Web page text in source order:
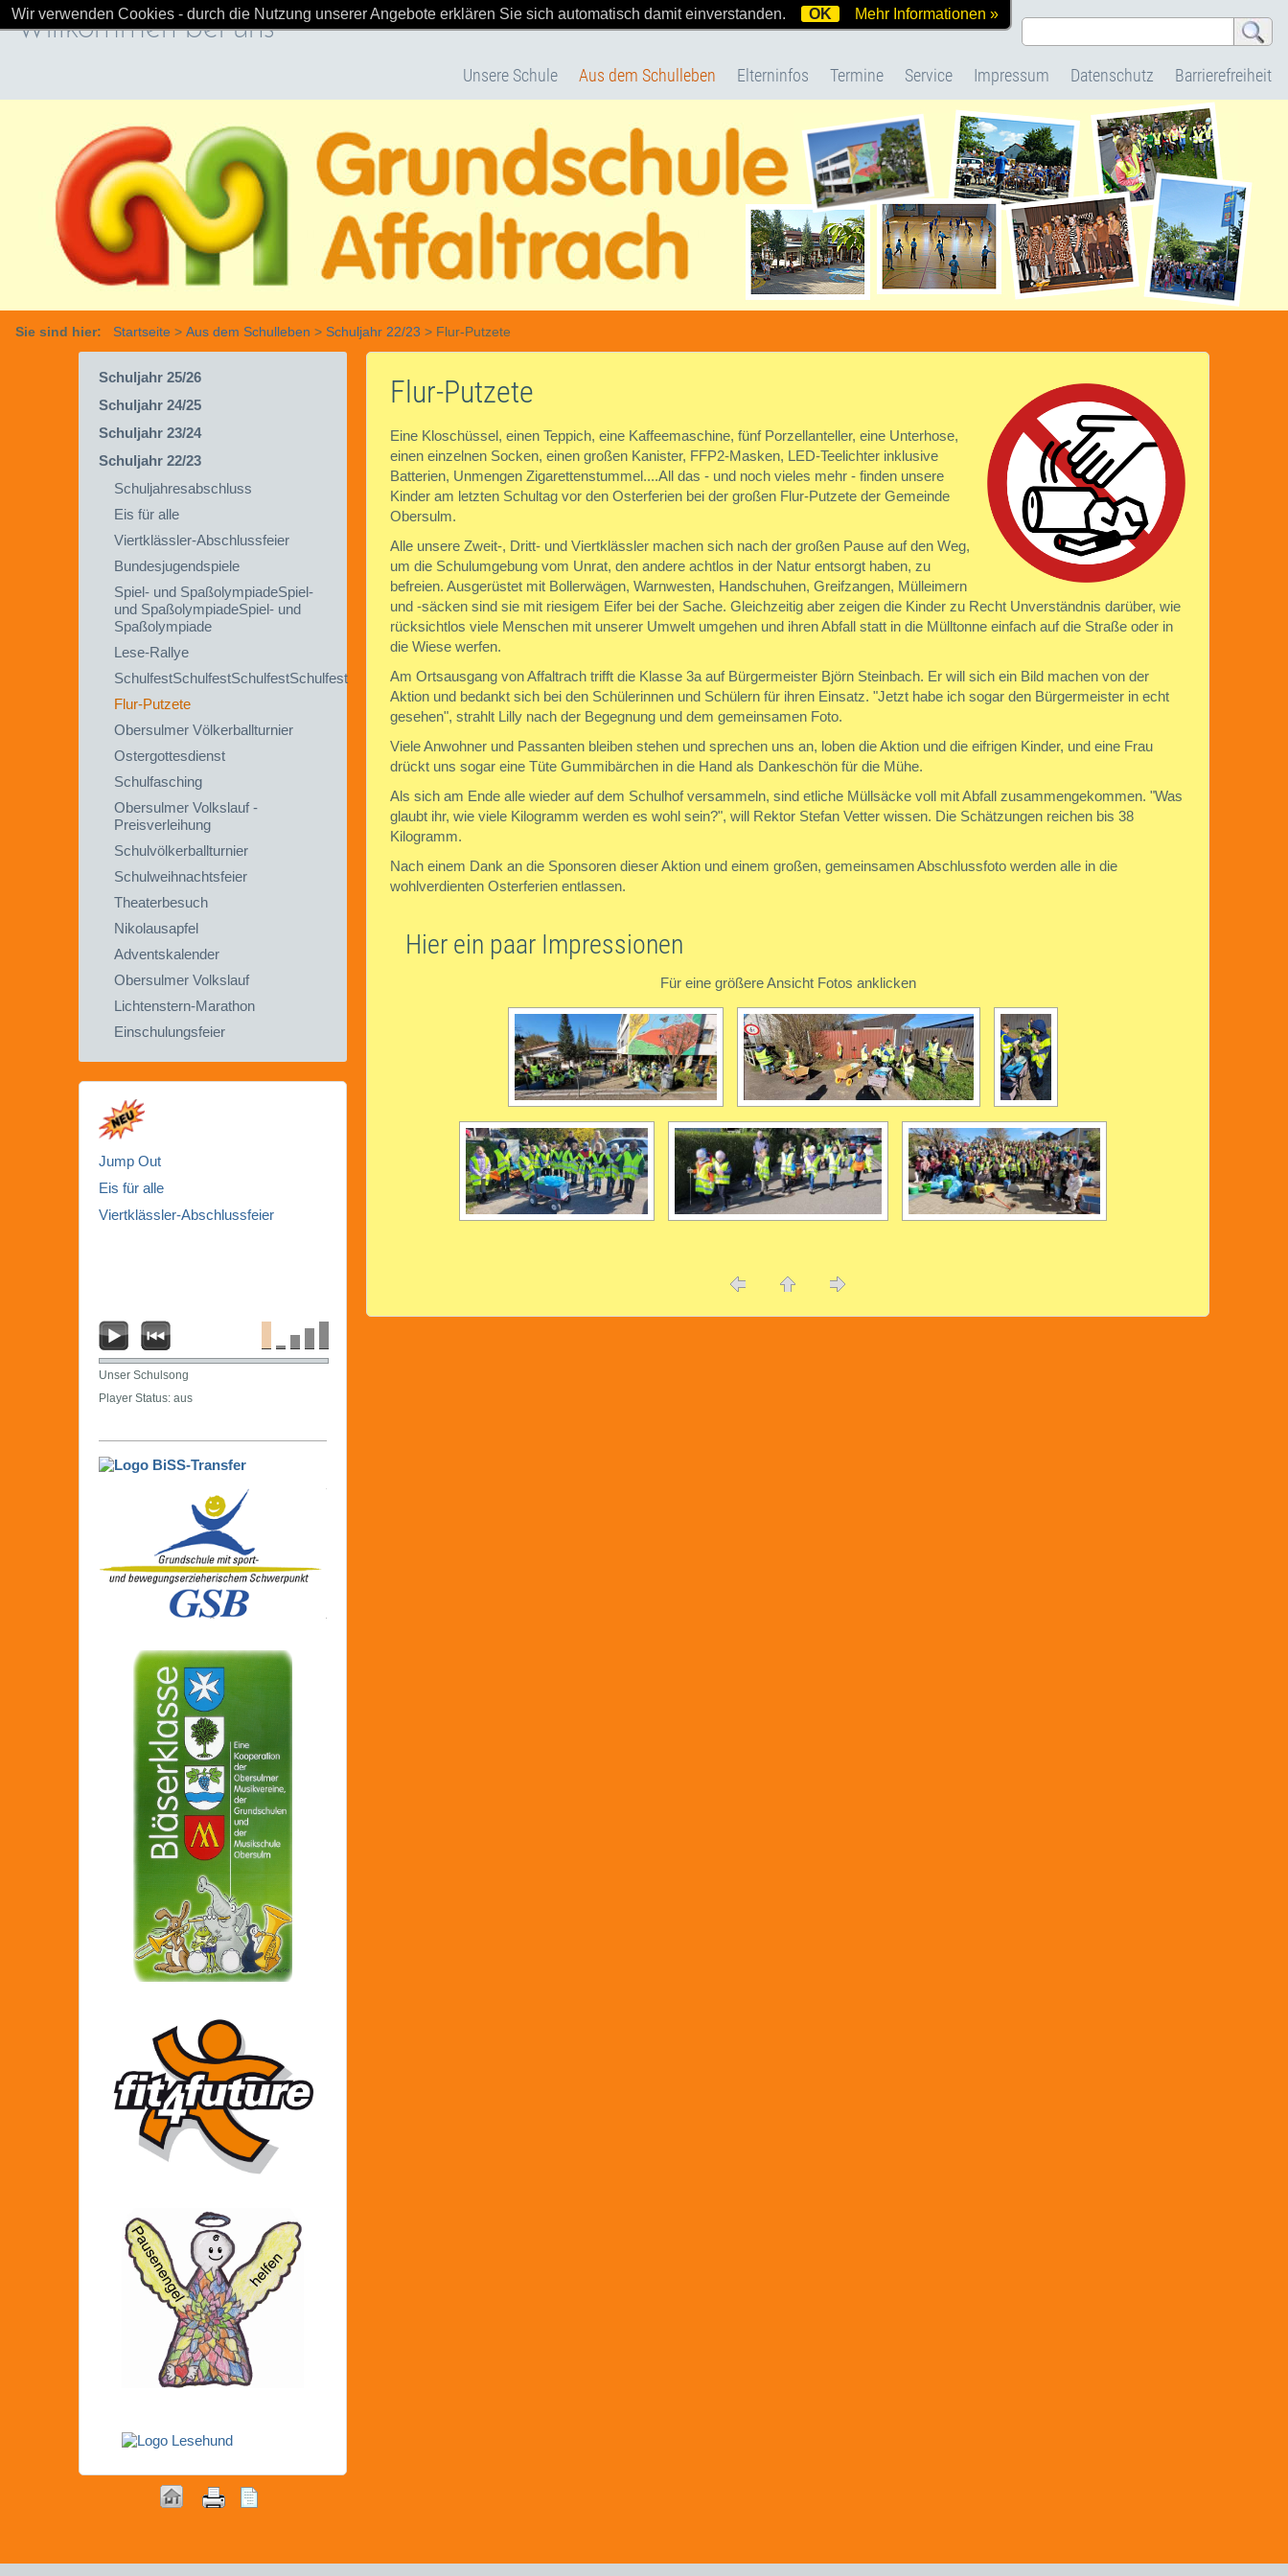
Willkommen bei uns
Unsere Schule Aus dem Schulleben Elterninfos Termine Service Impressum Datenschutz Barrierefreiheit
Sie sind hier: Startseite > Aus dem Schulleben > Schuljahr 22/23 > Flur-Putzete
Flur-Putzete
Eine Kloschüssel, einen Teppich, eine Kaffeemaschine, fünf Porzellanteller, eine Unterhose,
einen einzelnen Socken, einen großen Kanister, FFP2-Masken, LED-Teelichter inklusive
Batterien, Unmengen Zigarettenstummel....All das - und noch vieles mehr - finden unsere
Kinder am letzten Schultag vor den Osterferien bei der großen Flur-Putzete der Gemeinde
Obersulm.
Alle unsere Zweit-, Dritt- und Viertklässler machen sich nach der großen Pause auf den Weg,
um die Schulumgebung vom Unrat, den andere achtlos in der Natur entsorgt haben, zu
befreien. Ausgerüstet mit Bollerwägen, Warnwesten, Handschuhen, Greifzangen, Mülleimern
und -säcken sind sie mit riesigem Eifer bei der Sache. Gleichzeitig aber zeigen die Kinder zu Recht Unverständnis darüber, wie
rücksichtlos viele Menschen mit unserer Umwelt umgehen und ihren Abfall statt in die Mülltonne einfach auf die Straße oder in
die Wiese werfen.
Am Ortsausgang von Affaltrach trifft die Klasse 3a auf Bürgermeister Björn Steinbach. Er will sich ein Bild machen von der
Aktion und bedankt sich bei den Schülerinnen und Schülern für ihren Einsatz. "Jetzt habe ich sogar den Bürgermeister in echt
gesehen", strahlt Lilly nach der Begegnung und dem gemeinsamen Foto.
Viele Anwohner und Passanten bleiben stehen und sprechen uns an, loben die Aktion und die eifrigen Kinder, und eine Frau
drückt uns sogar eine Tüte Gummibärchen in die Hand als Dankeschön für die Mühe.
Als sich am Ende alle wieder auf dem Schulhof versammeln, sind etliche Müllsäcke voll mit Abfall zusammengekommen. "Was
glaubt ihr, wie viele Kilogramm werden es wohl sein?", will Rektor Stefan Vetter wissen. Die Schätzungen reichen bis 38
Kilogramm.
Nach einem Dank an die Sponsoren dieser Aktion und einem großen, gemeinsamen Abschlussfoto werden alle in die
wohlverdienten Osterferien entlassen.
Hier ein paar Impressionen
Für eine größere Ansicht Fotos anklicken
Schuljahr 25/26
Schuljahr 24/25
Schuljahr 23/24
Schuljahr 22/23
Schuljahresabschluss
Eis für alle
Viertklässler-Abschlussfeier
Bundesjugendspiele
Spiel- und SpaßolympiadeSpiel-
und SpaßolympiadeSpiel- und
Spaßolympiade
Lese-Rallye
SchulfestSchulfestSchulfestSchulfest
Flur-Putzete
Obersulmer Völkerballturnier
Ostergottesdienst
Schulfasching
Obersulmer Volkslauf -
Preisverleihung
Schulvölkerballturnier
Schulweihnachtsfeier
Theaterbesuch
Nikolausapfel
Adventskalender
Obersulmer Volkslauf
Lichtenstern-Marathon
Einschulungsfeier
Jump Out
Eis für alle
Viertklässler-Abschlussfeier
Unser Schulsong
Player Status: aus
Wir verwenden Cookies - durch die Nutzung unserer Angebote erklären Sie sich automatisch damit einverstanden. OK Mehr Informationen »